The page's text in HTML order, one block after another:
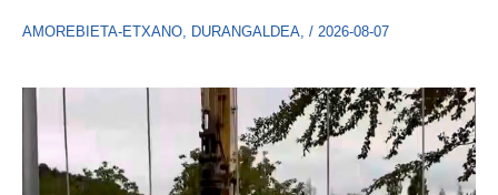
AMOREBIETA-ETXANO DURANGALDEA / 2026-08-07